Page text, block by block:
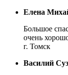
Елена
Большое
очень
г. Томск
Василий